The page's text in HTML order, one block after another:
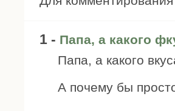
1 - Папа, а какого
Папа, а какого
А почему бы